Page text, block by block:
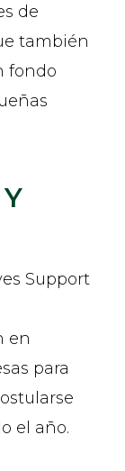
de
también
fondo
Support
en
para
el año.